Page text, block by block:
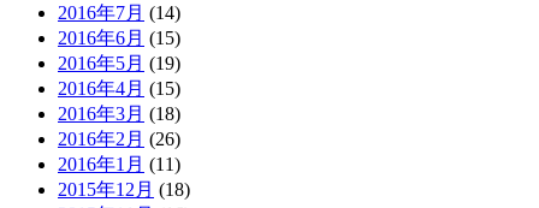
2016年7月 (14)
2016年6月 (15)
2016年5月 (19)
2016年4月 (15)
2016年3月 (18)
2016年2月 (26)
2016年1月 (11)
2015年12月 (18)